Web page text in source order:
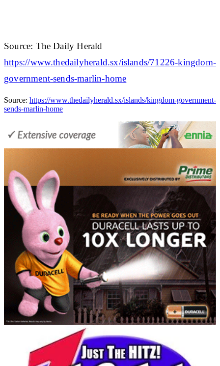
Source: The Daily Herald
https://www.thedailyherald.sx/islands/71226-kingdom-
government-sends-marlin-home
Source: https://www.thedailyherald.sx/islands/kingdom-government-
sends-marlin-home